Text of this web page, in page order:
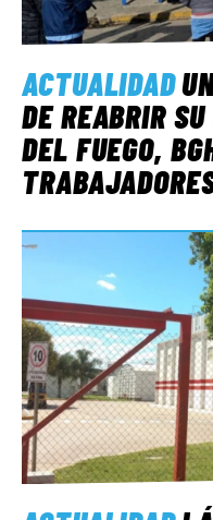
ACTUALIDAD
DE REABRIR
DEL FUEGO,